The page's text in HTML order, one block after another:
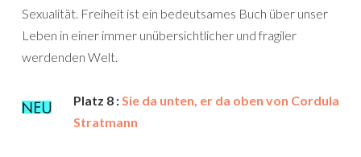
Sexualität. Freiheit ist ein bedeutsames Buch über unser
Leben in einer immer unübersichtlicher und fragiler
werdenden Welt.
Platz 8 :Sie da unten, er da oben von Cordula
Stratmann